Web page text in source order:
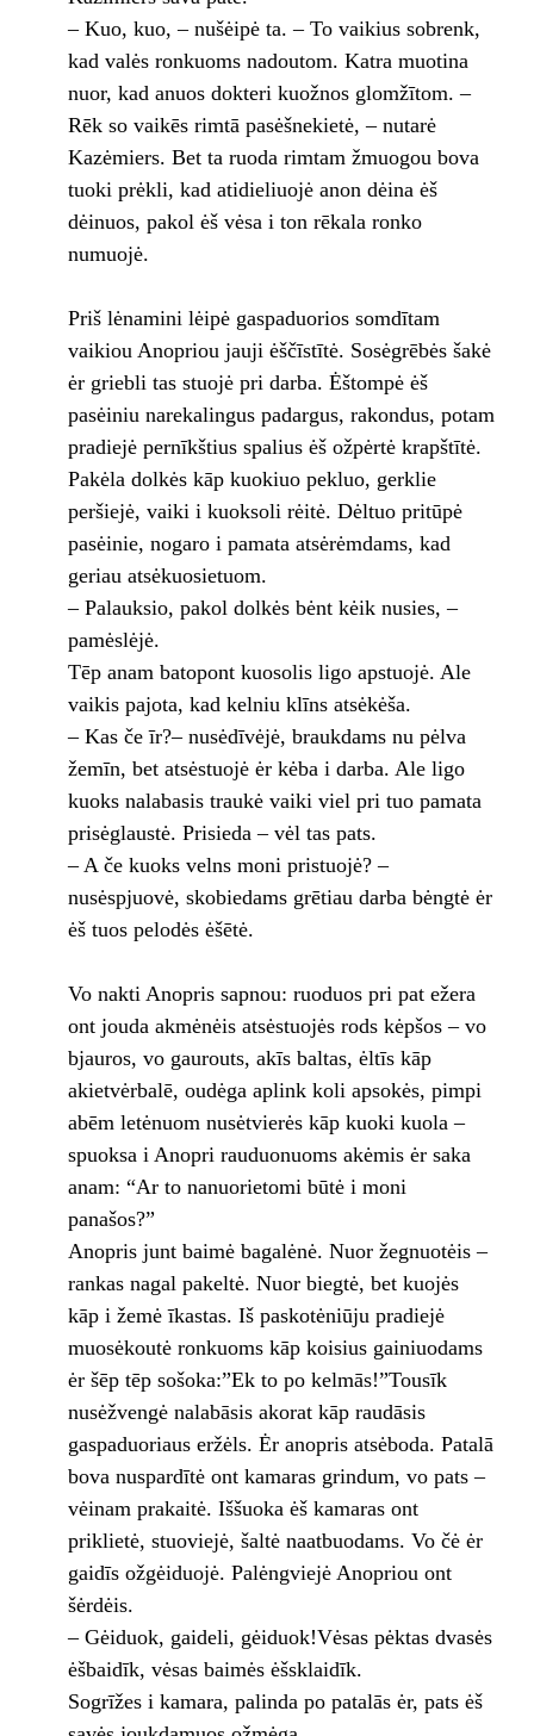
– Kuo, kuo, – nušėipė ta. – To vaikius sobrenk,
kad valės ronkuoms nadoutom. Katra muotina
nuor, kad anuos dokteri kuožnos glomžītom. –
Rēk so vaikēs rimtā pasėšnekietė, – nutarė
Kazėmiers. Bet ta ruoda rimtam žmuogou bova
tuoki prėkli, kad atidieliuojė anon dėina ėš
dėinuos, pakol ėš vėsa i ton rēkala ronko
numuojė.
Priš lėnamini lėipė gaspaduorios somdītam
vaikiou Anopriou jauji ėščīstītė. Sosėgrēbės šakė
ėr griebli tas stuojė pri darba. Ėštompė ėš
pasėiniu narekalingus padargus, rakondus, potam
pradiejė pernīkštius spalius ėš ožpėrtė krapštītė.
Pakėla dolkės kāp kuokiuo pekluo, gerklie
peršiejė, vaiki i kuoksoli rėitė. Dėltuo pritūpė
pasėinie, nogaro i pamata atsėrėmdams, kad
geriau atsėkuosietuom.
– Palauksio, pakol dolkės bėnt kėik nusies, –
pamėslėjė.
Tēp anam batopont kuosolis ligo apstuojė. Ale
vaikis pajota, kad kelniu klīns atsėkėša.
– Kas če īr?– nusėdīvėjė, braukdams nu pėlva
žemīn, bet atsėstuojė ėr kėba i darba. Ale ligo
kuoks nalabasis traukė vaiki viel pri tuo pamata
prisėglaustė. Prisieda – vėl tas pats.
– A če kuoks velns moni pristuojė? –
nusėspjuovė, skobiedams grētiau darba bėngtė ėr
ėš tuos pelodės ėšētė.
Vo nakti Anopris sapnou: ruoduos pri pat ežera
ont jouda akmėnėis atsėstuojės rods kėpšos – vo
bjauros, vo gaurouts, akīs baltas, ėltīs kāp
akietvėrbalē, oudėga aplink koli apsokės, pimpi
abēm letėnuom nusėtvierės kāp kuoki kuola –
spuoksa i Anopri rauduonuoms akėmis ėr saka
anam: “Ar to nanuorietomi būtė i moni
panašos?”
Anopris junt baimė bagalėnė. Nuor žegnuotėis –
rankas nagal pakeltė. Nuor biegtė, bet kuojės
kāp i žemė īkastas. Iš paskotėniūju pradiejė
muosėkoutė ronkuoms kāp koisius gainiuodams
ėr šēp tēp sošoka:”Ek to po kelmās!”Tousīk
nusėžvengė nalabāsis akorat kāp raudāsis
gaspaduoriaus eržėls. Ėr anopris atsėboda. Patalā
bova nuspardītė ont kamaras grindum, vo pats –
vėinam prakaitė. Iššuoka ėš kamaras ont
priklietė, stuoviejė, šaltė naatbuodams. Vo čė ėr
gaidīs ožgėiduojė. Palėngviejė Anopriou ont
šėrdėis.
– Gėiduok, gaideli, gėiduok!Vėsas pėktas dvasės
ėšbaidīk, vėsas baimės ėšsklaidīk.
Sogrīžes i kamara, palinda po patalās ėr, pats ėš